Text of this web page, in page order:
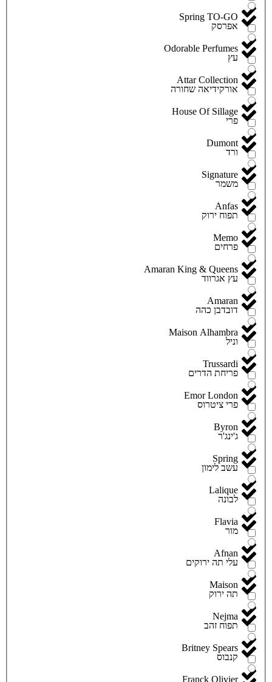
Spring TO-GO
Odorable Perfumes
Attar Collection
House Of Sillage
Dumont
Signature
Anfas
Memo
Amaran King & Queens
Amaran
Maison Alhambra
Trussardi
Emor London
Byron
Spring
Lalique
Flavia
Afnan
Maison
Nejma
Britney Spears
Franck Olivier
אפרסק
עץ
אורקידיאה שחורה
פרי
ורד
משמר
תפוח ירוק
פרחים
עץ אגרווד
דובדבן כהה
וניל
פריחת הדרים
פרי ציטרוס
ג'ינג'ר
עשב לימון
לבונה
מור
עלי תה ירוקים
תה ירוק
תפוח זהב
קנבוס